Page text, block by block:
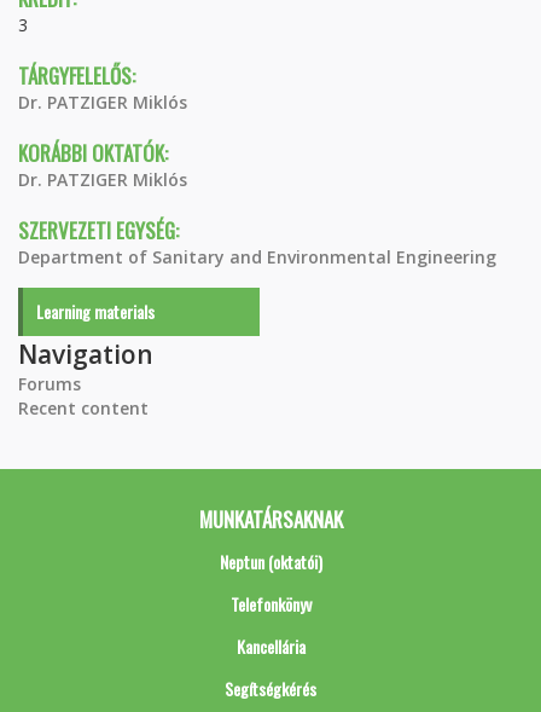
3
TÁRGYFELELŐS:
Dr. PATZIGER Miklós
KORÁBBI OKTATÓK:
Dr. PATZIGER Miklós
SZERVEZETI EGYSÉG:
Department of Sanitary and Environmental Engineering
Learning materials
Navigation
Forums
Recent content
MUNKATÁRSAKNAK
Neptun (oktatói)
Telefonkönyv
Kancellária
Segítségkérés